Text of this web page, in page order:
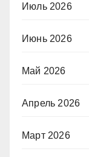
Июль 2026
Июнь 2026
Май 2026
Апрель 2026
Март 2026